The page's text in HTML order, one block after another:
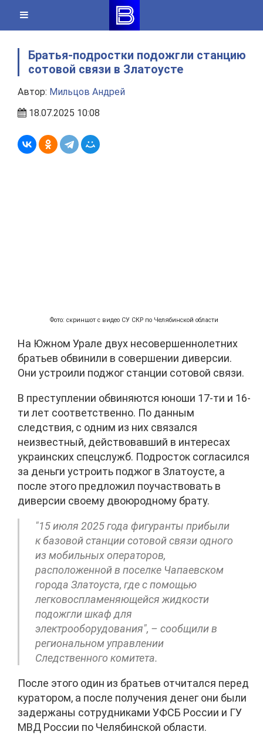
content
Братья-подростки подожгли станцию
сотовой связи в Златоусте
Автор: Мильцов Андрей
18.07.2025 10:08
Фото: скриншот с видео СУ СКР по Челябинской области
На Южном Урале двух несовершеннолетних
братьев обвинили в совершении диверсии.
Они устроили поджог станции сотовой связи.
В преступлении обвиняются юноши 17-ти и 16-
ти лет соответственно. По данным
следствия, с одним из них связался
неизвестный, действовавший в интересах
украинских спецслужб. Подросток согласился
за деньги устроить поджог в Златоусте, а
после этого предложил поучаствовать в
диверсии своему двоюродному брату.
"15 июля 2025 года фигуранты прибыли
к базовой станции сотовой связи одного
из мобильных операторов,
расположенной в поселке Чапаевском
города Златоуста, где с помощью
легковоспламеняющейся жидкости
подожгли шкаф для
электрооборудования", – сообщили в
региональном управлении
Следственного комитета.
После этого один из братьев отчитался перед
куратором, а после получения денег они были
задержаны сотрудниками УФСБ России и ГУ
МВД России по Челябинской области.